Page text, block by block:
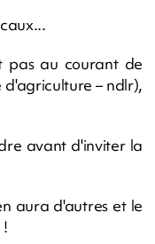
pas au courant de
d'agriculture – ndlr),
avant d'inviter la
aura d'autres et le